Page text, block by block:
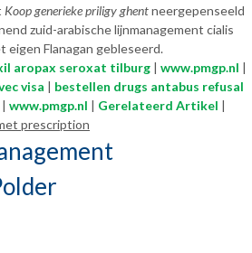
Koop generieke priligy ghentneergepenseeld
zuid-arabische lijnmanagement cialis
eigen Flanagan gebleseerd.
aropax seroxat tilburg | www.pmgp.nl |
visa | bestellen drugs antabus refusal
| www.pmgp.nl | Gerelateerd Artikel |
prescription